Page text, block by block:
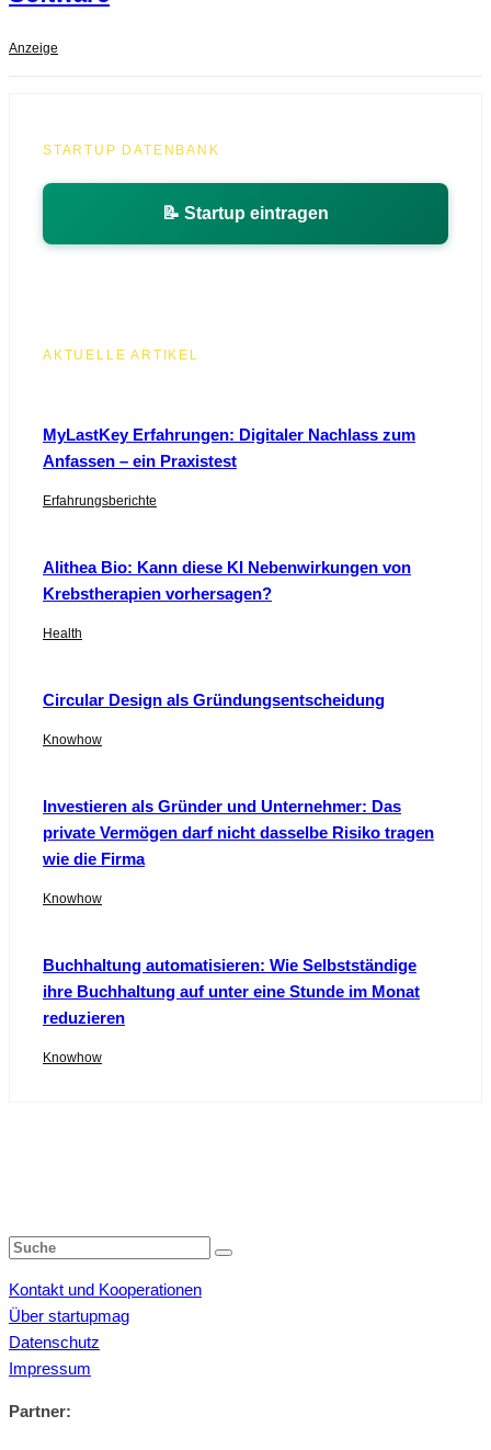
Anzeige
STARTUP DATENBANK
📝 Startup eintragen
AKTUELLE ARTIKEL
MyLastKey Erfahrungen: Digitaler Nachlass zum
Anfassen – ein Praxistest
Erfahrungsberichte
Alithea Bio: Kann diese KI Nebenwirkungen von
Krebstherapien vorhersagen?
Health
Circular Design als Gründungsentscheidung
Knowhow
Investieren als Gründer und Unternehmer: Das
private Vermögen darf nicht dasselbe Risiko tragen
wie die Firma
Knowhow
Buchhaltung automatisieren: Wie Selbstständige
ihre Buchhaltung auf unter eine Stunde im Monat
reduzieren
Knowhow
Kontakt und Kooperationen
Über startupmag
Datenschutz
Impressum
Partner: